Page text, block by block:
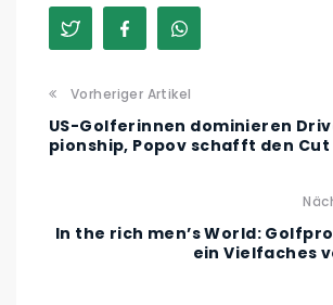
Vorheriger Artikel
US-Golferinnen dominieren
pionship, Popov schafft den Cut
In the rich men’s World:
ein Vielfaches